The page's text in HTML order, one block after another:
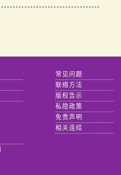
常见问题
联络方法
版权告示
私隐政策
免责声明
相关连结